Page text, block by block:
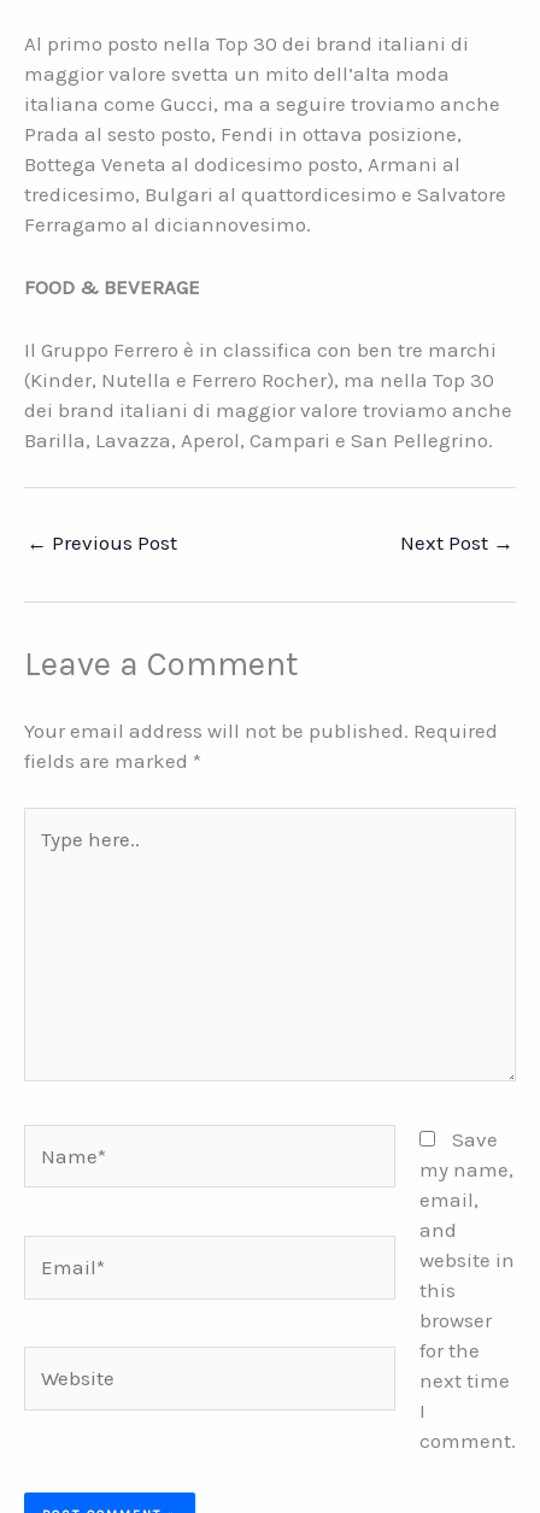
Al primo posto nella Top 30 dei brand italiani di
maggior valore svetta un mito dell’alta moda
italiana come Gucci, ma a seguire troviamo anche
Prada al sesto posto, Fendi in ottava posizione,
Bottega Veneta al dodicesimo posto, Armani al
tredicesimo, Bulgari al quattordicesimo e Salvatore
Ferragamo al diciannovesimo.
FOOD & BEVERAGE
Il Gruppo Ferrero è in classifica con ben tre marchi
(Kinder, Nutella e Ferrero Rocher), ma nella Top 30
dei brand italiani di maggior valore troviamo anche
Barilla, Lavazza, Aperol, Campari e San Pellegrino.
← Previous Post Next Post →
Leave a Comment
Your email address will not be published. Required
fields are marked *
here..
Save
my name,
email,
and
website in
this
browser
for the
next time
I
comment.